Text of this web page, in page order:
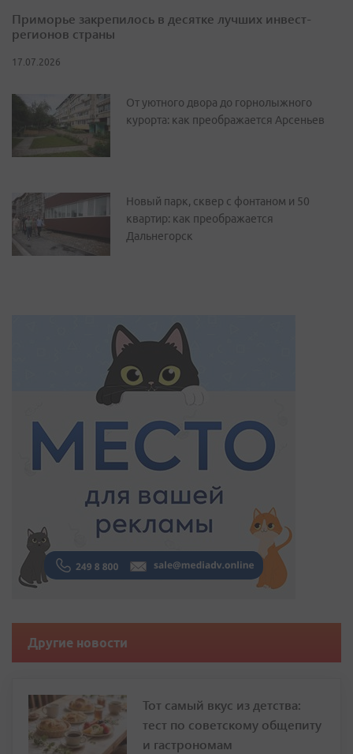
Приморье закрепилось в десятке лучших инвест-
регионов страны
17.07.2026
От уютного двора до горнолыжного
курорта: как преображается Арсеньев
Новый парк, сквер с фонтаном и 50
квартир: как преображается
Дальнегорск
Другие новости
Тот самый вкус из детства:
тест по советскому общепиту
и гастрономам